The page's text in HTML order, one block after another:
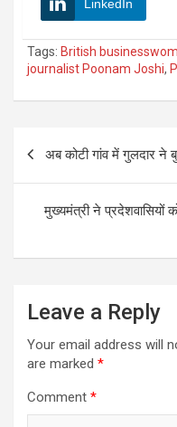
LinkedIn
Tags: British
journalist Poonam Joshi,
अब कोटी गांव में गुलदार ने
मुख्यमंत्री ने प्रदेशवासियों
Leave a Reply
Your email address will
are marked *
Comment *